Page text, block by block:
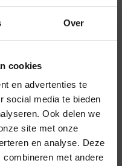
Over
cookies
en advertenties te
social media te bieden
Ook delen we
site met onze
en analyse. Deze
met andere
×